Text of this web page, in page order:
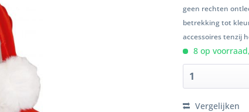
geen rechten
betrekking tot
accessoires tenzij
8 op
Vergelijken